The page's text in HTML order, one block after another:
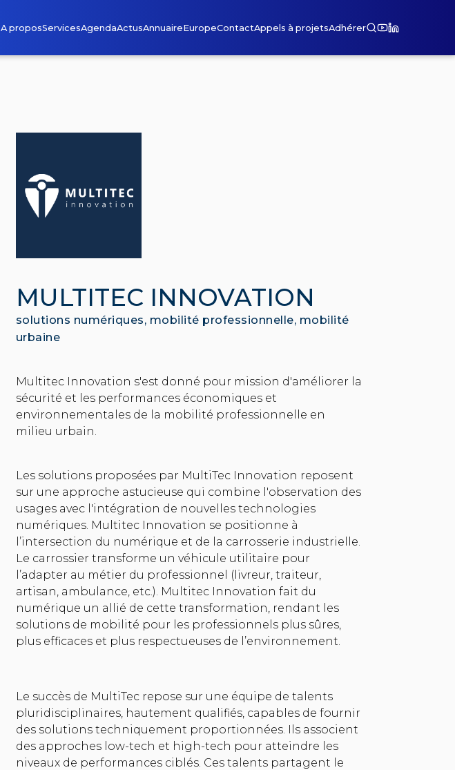
A proposServicesAgendaActusAnnuaireEuropeContactAppels à projetsAdhérer
MULTITEC INNOVATION
solutions numériques, mobilité professionnelle, mobilité
urbaine
Multitec Innovation s'est donné pour mission d'améliorer la
sécurité et les performances économiques et
environnementales de la mobilité professionnelle en
milieu urbain.
Les solutions proposées par MultiTec Innovation reposent
sur une approche astucieuse qui combine l'observation des
usages avec l'intégration de nouvelles technologies
numériques. Multitec Innovation se positionne à
l’intersection du numérique et de la carrosserie industrielle.
Le carrossier transforme un véhicule utilitaire pour
l’adapter au métier du professionnel (livreur, traiteur,
artisan, ambulance, etc.). Multitec Innovation fait du
numérique un allié de cette transformation, rendant les
solutions de mobilité pour les professionnels plus sûres,
plus efficaces et plus respectueuses de l’environnement.
Le succès de MultiTec repose sur une équipe de talents
pluridisciplinaires, hautement qualifiés, capables de fournir
des solutions techniquement proportionnées. Ils associent
des approches low-tech et high-tech pour atteindre les
niveaux de performances ciblés. Ces talents partagent le